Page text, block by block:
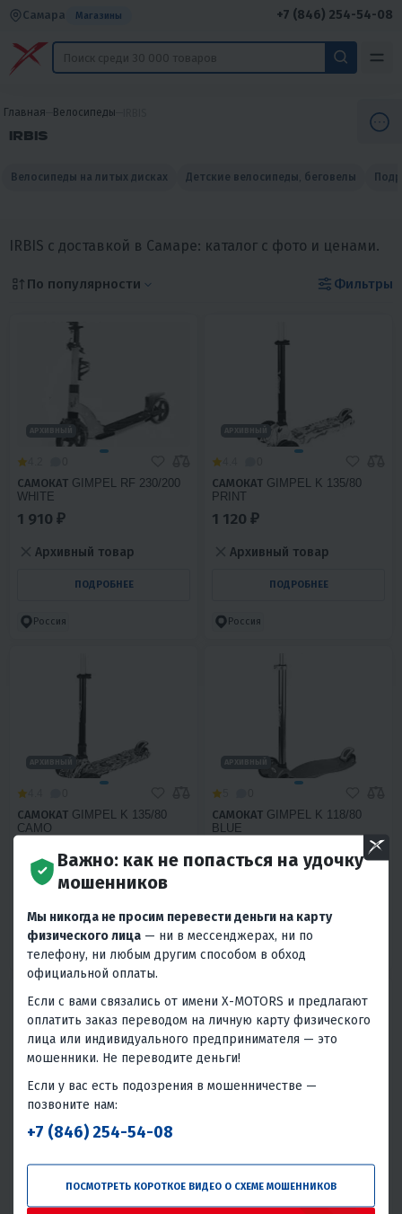
Самара Магазины +7 (846) 254-54-08
Главная Велосипеды
IRBIS
Велосипеды на литых дисках Детские велосипеды, беговелы
IRBIS с доставкой в Самаре: каталог с фото и ценами.
По популярности Фильтры
АРХИВНЫЙ
САМОКАТ GIMPEL RF 230/200
WHITE
1 910 ₽
Архивный товар
ПОДРОБНЕЕ
Россия
АРХИВНЫЙ
САМОКАТ GIMPEL K 135/80
PRINT
1 120 ₽
Архивный товар
ПОДРОБНЕЕ
Россия
АРХИВНЫЙ
САМОКАТ GIMPEL K 135/80
CAMO
1 010 ₽
Архивный товар
ПОДРОБНЕЕ
Россия
АРХИВНЫЙ
САМОКАТ GIMPEL K 118/80
BLUE
ПОДРОБНЕЕ
Россия
АРХИВНЫЙ
4.6 0
АРХИВНЫЙ
870 ₽
Важно: как не попасться на удочку
мошенников
Мы никогда не просим перевести деньги на карту
физического лица — ни в мессенджерах, ни по
телефону, ни любым другим способом в обход
официальной оплаты.
Если с вами связались от имени X-MOTORS и предлагают
оплатить заказ переводом на личную карту физического
лица или индивидуального предпринимателя — это
мошенники. Не переводите деньги!
Если у вас есть подозрения в мошенничестве —
позвоните нам:
+7 (846) 254-54-08
ПОСМОТРЕТЬ КОРОТКОЕ ВИДЕО О СХЕМЕ МОШЕННИКОВ